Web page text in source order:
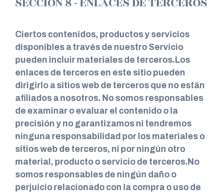
Ciertos contenidos, productos y servicios
disponibles a través de nuestro Servicio
pueden incluir materiales de terceros.Los
enlaces de terceros en este sitio pueden
dirigirlo a sitios web de terceros que no están
afiliados a nosotros. No somos responsables
de examinar o evaluar el contenido o la
precisión y no garantizamos ni tendremos
ninguna responsabilidad por los materiales o
sitios web de terceros, ni por ningún otro
material, producto o servicio de terceros.No
somos responsables de ningún daño o
perjuicio relacionado con la compra o uso de